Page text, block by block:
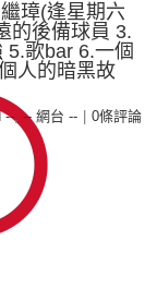
璋(逢星期六
的後備球員 3.
5.歌bar 6.一個
人的暗黑故
--, -- 網台 -- 0條評論